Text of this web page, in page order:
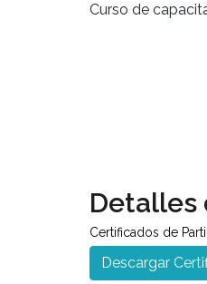
Curso de
Detalles
Certificados de
Descargar